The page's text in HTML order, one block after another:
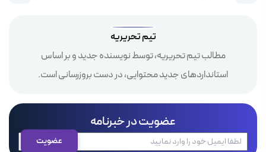
تیم تحریریه
مطالب تیم تحریریه، توسط نویسنده جدید و بر اساس
استانداردهای جدید محتوایی، در دست بروزرسانی است.
عضویت در خبرنامه